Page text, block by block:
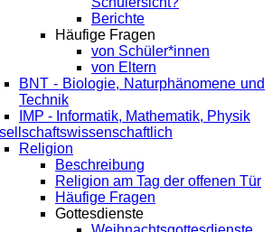
Berichte
Häufige Fragen
von Schüler*innen
von Eltern
BNT - Biologie, Naturphänomene und
Technik
IMP - Informatik, Mathematik, Physik
Religion
Beschreibung
Religion am Tag der offenen Tür
Häufige Fragen
Gottesdienste